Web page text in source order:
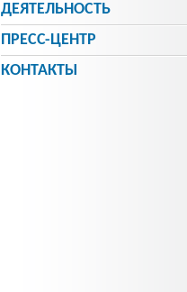
ДЕЯТЕЛЬНОСТЬ
ПРЕСС-ЦЕНТР
КОНТАКТЫ